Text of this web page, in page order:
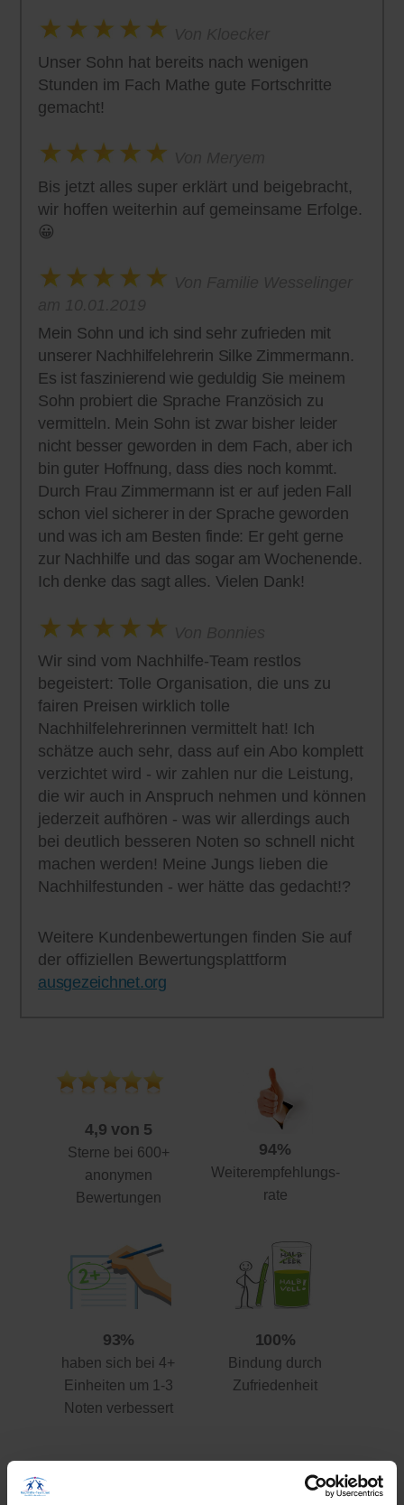
Unser Sohn hat bereits nach wenigen
Stunden im Fach Mathe gute Fortschritte
gemacht!
Bis jetzt alles super erklärt und beigebracht,
wir hoffen weiterhin auf gemeinsame Erfolge.
😀
Mein Sohn und ich sind sehr zufrieden mit
unserer Nachhilfelehrerin Silke Zimmermann.
Es ist faszinierend wie geduldig Sie meinem
Sohn probiert die Sprache Französich zu
vermitteln. Mein Sohn ist zwar bisher leider
nicht besser geworden in dem Fach, aber ich
bin guter Hoffnung, dass dies noch kommt.
Durch Frau Zimmermann ist er auf jeden Fall
schon viel sicherer in der Sprache geworden
und was ich am Besten finde: Er geht gerne
zur Nachhilfe und das sogar am Wochenende.
Ich denke das sagt alles. Vielen Dank!
Wir sind vom Nachhilfe-Team restlos
begeistert: Tolle Organisation, die uns zu
fairen Preisen wirklich tolle
Nachhilfelehrerinnen vermittelt hat! Ich
schätze auch sehr, dass auf ein Abo komplett
verzichtet wird - wir zahlen nur die Leistung,
die wir auch in Anspruch nehmen und können
jederzeit aufhören - was wir allerdings auch
bei deutlich besseren Noten so schnell nicht
machen werden! Meine Jungs lieben die
Nachhilfestunden - wer hätte das gedacht!?
Weitere Kundenbewertungen finden Sie auf
der offiziellen Bewertungsplattform
ausgezeichnet.org
4,9 von 5
Sterne bei 600+
anonymen
Bewertungen
94%
Weiterempfehlungs-
rate
93%
haben sich bei 4+
Einheiten um 1-3
Noten verbessert
100%
Bindung durch
Zufriedenheit
Ihre Vorteile gegenüber anderen